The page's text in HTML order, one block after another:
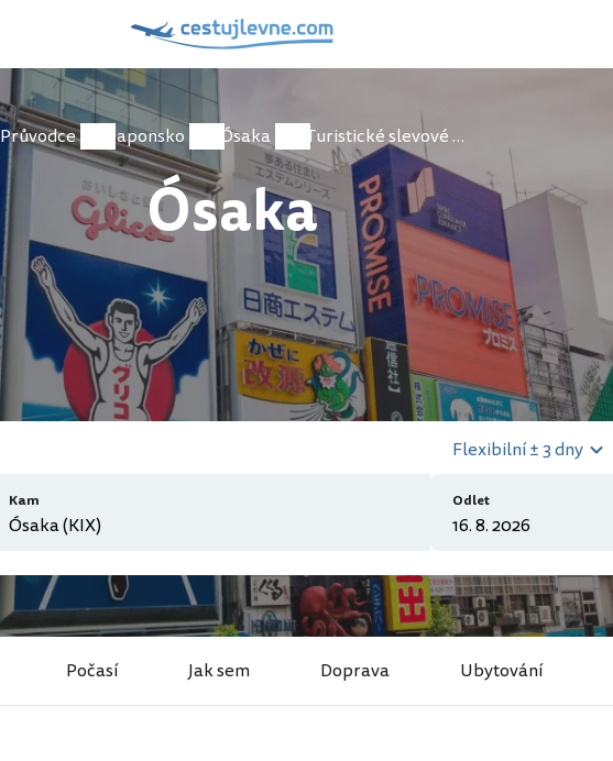
Průvodce Japonsko Ósaka Turistické slevové karty
Ósaka
Kam
Flexibilní ± 3 dny
Odlet
Počasí Jak sem Doprava Ubytování